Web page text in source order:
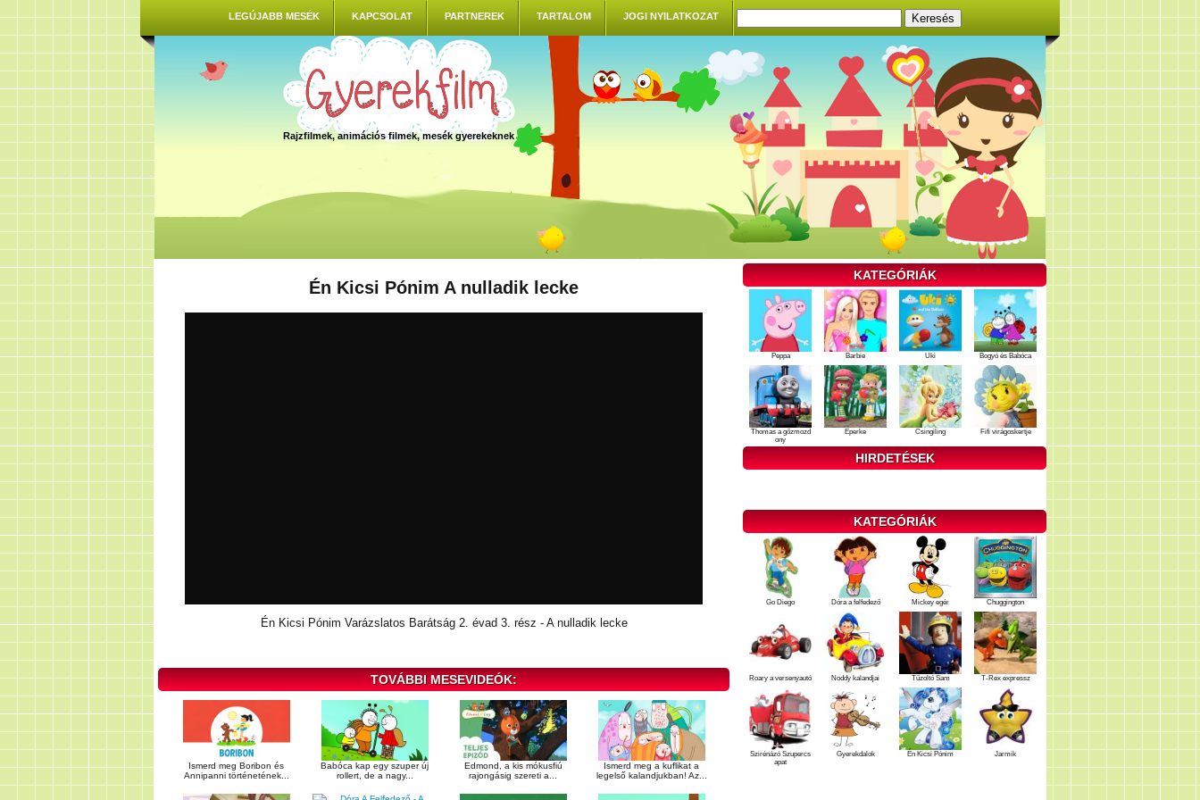
LEGÚJABB MESÉK KAPCSOLAT PARTNEREK TARTALOM JOGI NYILATKOZAT
Rajzfilmek, animációs filmek, mesék gyerekeknek
Én Kicsi Pónim A nulladik lecke
Én Kicsi Pónim Varázslatos Barátság 2. évad 3. rész - A nulladik lecke
TOVÁBBI MESEVIDEÓK:
Ismerd meg Boribon és
Annipanni történetének...
Babóca kap egy szuper új
rollert, de a nagy...
Edmond, a kis mókusfiú
rajongásig szereti a...
Ismerd meg a kuflikat a
legelső kalandjukban! Az...
KATEGÓRIÁK
Peppa Barbie Uki Bogyó és Babóca
Thomas a gőzmozd
ony
Eperke Csingiling Fifi virágoskertje
HIRDETÉSEK
KATEGÓRIÁK
Go Diego Dóra a felfedező Mickey egér Chuggington
Roary a versenyautó Noddy kalandjai Tűzoltó Sam T-Rex expressz
Szirénázó Szupercs
apat
Gyerekdalok Én Kicsi Pónim Jarmik